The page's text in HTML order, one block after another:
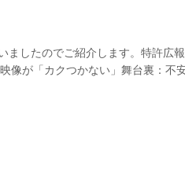
ましたのでご紹介します。特許広
像が「カクつかない」舞台裏：不